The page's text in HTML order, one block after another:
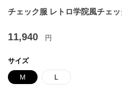
チェック服 レトロ学院風チェ
11,940 円
サイズ
M L